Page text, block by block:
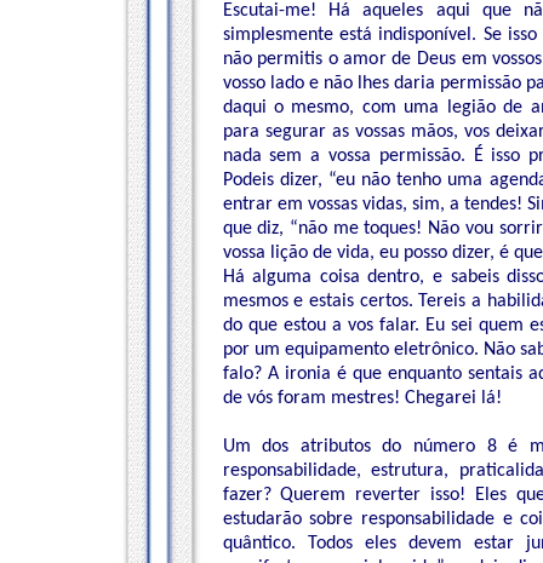
Escutai-me! Há aqueles aqui que
simplesmente está indisponível. Se
não permitis o amor de Deus em
vosso lado e não lhes daria permissão
daqui o mesmo, com uma legião de
para segurar as vossas mãos, vos
nada sem a vossa permissão. É isso
Podeis dizer, “eu não tenho uma
entrar em vossas vidas, sim, a tendes!
que diz, “não me toques! Não vou
vossa lição de vida, eu posso dizer, é
Há alguma coisa dentro, e sabeis
mesmos e estais certos. Tereis a
do que estou a vos falar. Eu sei quem
por um equipamento eletrônico. Não
falo? A ironia é que enquanto sentais
de vós foram mestres! Chegarei lá!
Um dos atributos do número 8 é
responsabilidade, estrutura,
fazer? Querem reverter isso! Eles
estudarão sobre responsabilidade e
quântico. Todos eles devem estar